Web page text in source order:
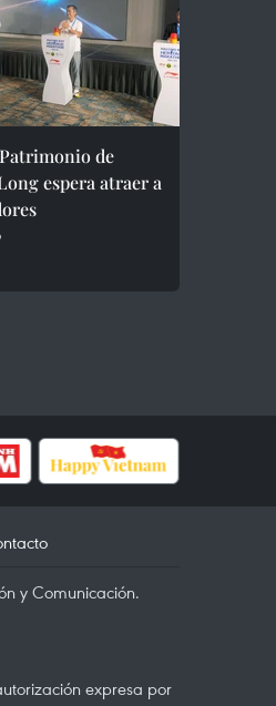
de
espera atraer a
y Comunicación.
expresa por